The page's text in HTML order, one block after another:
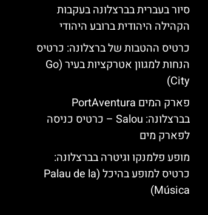
סיור בעברית בברצלונה בעקבות
הקהילה היהודית ברובע היהודי
כרטיס ההטבות של ברצלונה: כרטיס
הנחות למגוון אטרקציות בעיר (Go
City)
פארק המים PortAventura
בברצלונה: Salou – כרטיס כניסה
לפארק מים
מופע פלמנקו וגיטרה בברצלונה:
כרטיס למופע בהיכל (Palau de la
Música)